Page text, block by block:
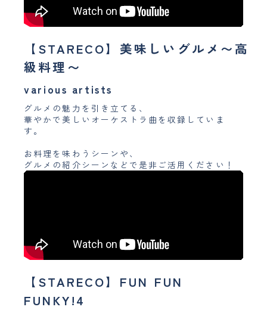
【STARECO】美味しいグルメ〜高
級料理〜
various artists
グルメの魅力を引き立てる、
華やかで美しいオーケストラ曲を収録していま
す。
お料理を味わうシーンや、
グルメの紹介シーンなどで是非ご活用ください！
【STARECO】FUN FUN
FUNKY!4